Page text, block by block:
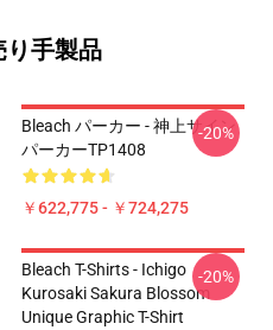
り手製品
Bleach パーカー - 神上サイン
パーカーTP1408
￥622,775 - ￥724,275
-20%
Bleach T-Shirts - Ichigo
Kurosaki Sakura Blossom
Unique Graphic T-Shirt
-20%